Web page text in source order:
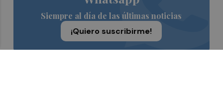
Siempre al día de las últimas noticias
¡Quiero suscribirme!